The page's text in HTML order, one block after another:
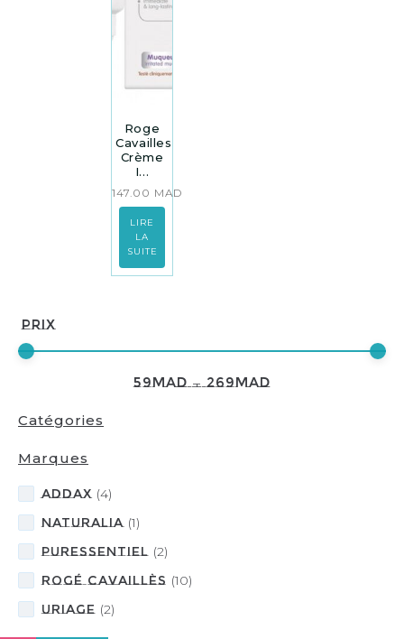
Prix
59MAD—269MAD
Catégories
Marques
ADDAX (4)
NATURALIA (1)
PURESSENTIEL (2)
Rogé Cavaillès (10)
URIAGE (2)
Roge
Cavailles
Crème
I...
147.00 MAD
LIRE
LA
SUITE